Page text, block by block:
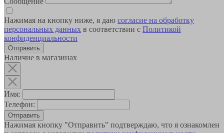
Нажимая на кнопку ниже, я даю согласие на обработку
персональных данных в соответствии с Политикой
конфиденциальности
Наличие в магазинах
Имя:
Телефон:
Отправить
Нажимая кнопку "Отправить" подтверждаю, что я ознакомлен